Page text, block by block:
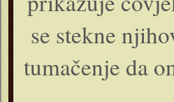
se stekne
tumačenje da